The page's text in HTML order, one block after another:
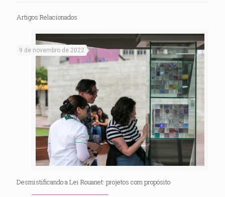
Artigos Relacionados
9 de novembro de 2022
Desmistificando a Lei Rouanet: projetos com propósito